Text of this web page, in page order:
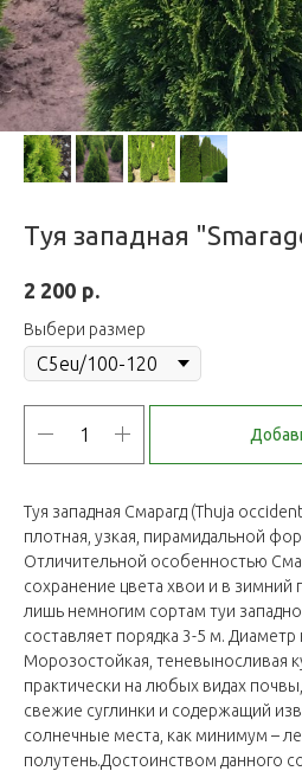
Туя западная
2 200 р.
Выбери размер
Туя западная Смарагд (Thuja
плотная, узкая, пирамидальной
Отличительной особенностью
сохранение цвета хвои и в зимний
лишь немногим сортам туи
составляет порядка 3-5 м.
Морозостойкая, теневыносливая
практически на любых видах
свежие суглинки и содержащий
солнечные места, как минимум –
полутень.Достоинством данного